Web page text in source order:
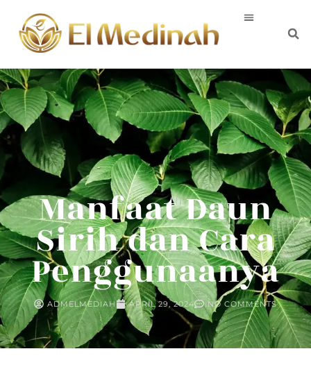
Manfaat Daun
Sirih dan Cara
Penggunaanya
ADMELMEDIAH APRIL 29, 2024 NO COMMENTS